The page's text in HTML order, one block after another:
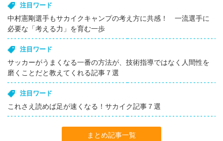
注目ワード
中村憲剛選手もサカイクキャンプの考え方に共感！ 一流選手に
必要な「考える力」を育む一歩
注目ワード
サッカーがうまくなる一番の方法が、技術指導ではなく人間性を
磨くことだと教えてくれる記事７選
注目ワード
これさえ読めば足が速くなる！サカイク記事７選
まとめ記事一覧